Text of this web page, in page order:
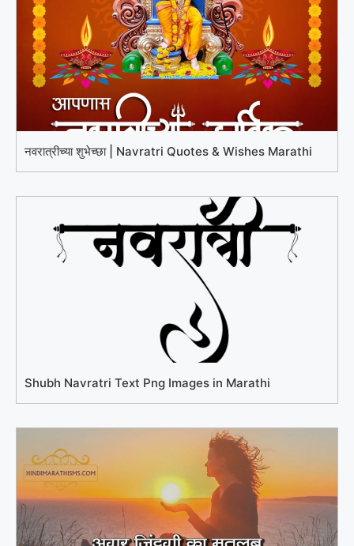
नवरात्रीच्या शुभेच्छा | Navratri Quotes & Wishes Marathi
Shubh Navratri Text Png Images in Marathi